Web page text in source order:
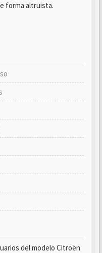
forma altruista.
del modelo Citroën